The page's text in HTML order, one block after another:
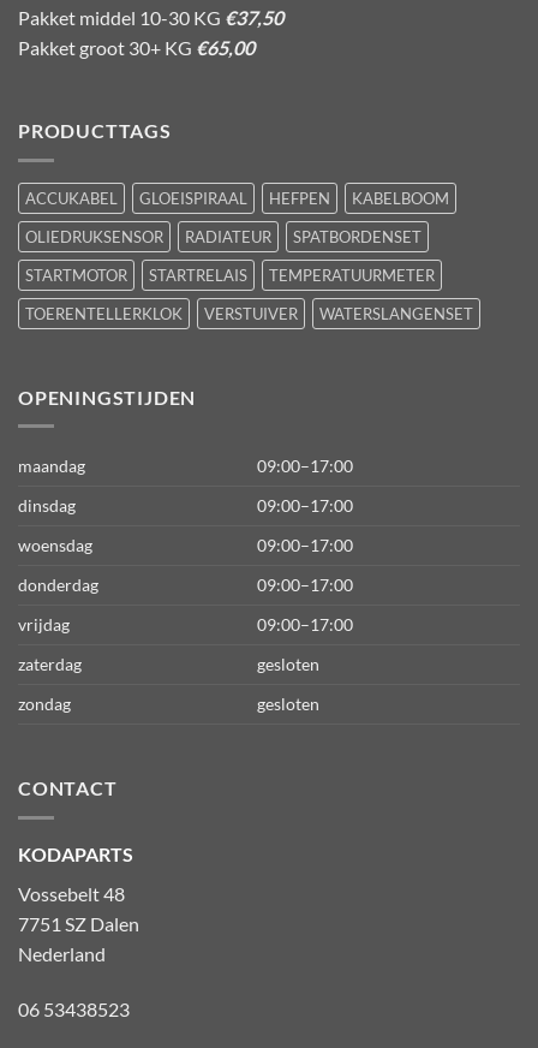
Pakket middel 10-30 KG €37,50
Pakket groot 30+ KG €65,00
PRODUCTTAGS
ACCUKABEL GLOEISPIRAAL HEFPEN
KABELBOOM
OLIEDRUKSENSOR
RADIATEUR
SPATBORDENSET
STARTMOTOR
STARTRELAIS
TEMPERATUURMETER
TOERENTELLERKLOK
VERSTUIVER WATERSLANGENSET
OPENINGSTIJDEN
maandag
09:00–17:00
dinsdag
09:00–17:00
woensdag
09:00–17:00
donderdag
09:00–17:00
vrijdag
09:00–17:00
zaterdag
gesloten
zondag
gesloten
CONTACT
KODAPARTS
Vossebelt 48
7751 SZ Dalen
Nederland
06 53438523